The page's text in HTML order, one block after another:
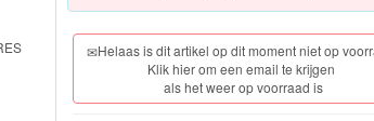
Helaas is dit artikel op dit moment niet op
Klik hier om een email te krijgen
als het weer op voorraad is